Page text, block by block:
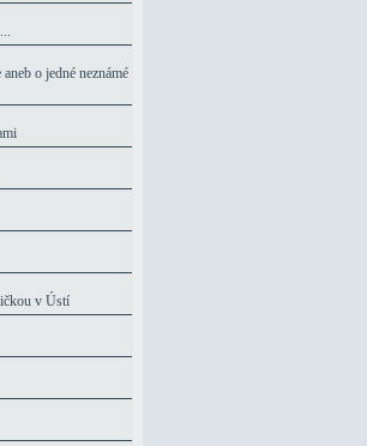
o jedné neznámé
v Ústí